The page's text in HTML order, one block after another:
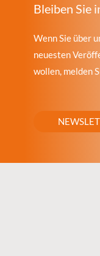
Bleiben Sie
Wenn Sie über
neuesten
wollen, melden